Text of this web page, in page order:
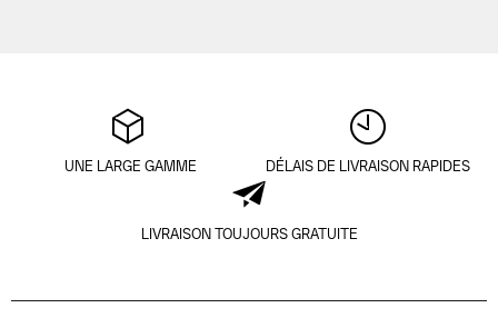
UNE LARGE GAMME DÉLAIS DE LIVRAISON RAPIDES
LIVRAISON TOUJOURS GRATUITE